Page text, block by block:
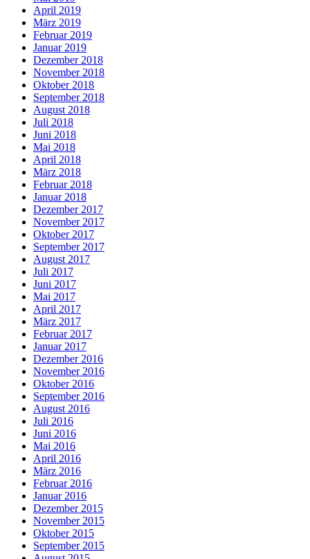
April 2019
März 2019
Februar 2019
Januar 2019
Dezember 2018
November 2018
Oktober 2018
September 2018
August 2018
Juli 2018
Juni 2018
Mai 2018
April 2018
März 2018
Februar 2018
Januar 2018
Dezember 2017
November 2017
Oktober 2017
September 2017
August 2017
Juli 2017
Juni 2017
Mai 2017
April 2017
März 2017
Februar 2017
Januar 2017
Dezember 2016
November 2016
Oktober 2016
September 2016
August 2016
Juli 2016
Juni 2016
Mai 2016
April 2016
März 2016
Februar 2016
Januar 2016
Dezember 2015
November 2015
Oktober 2015
September 2015